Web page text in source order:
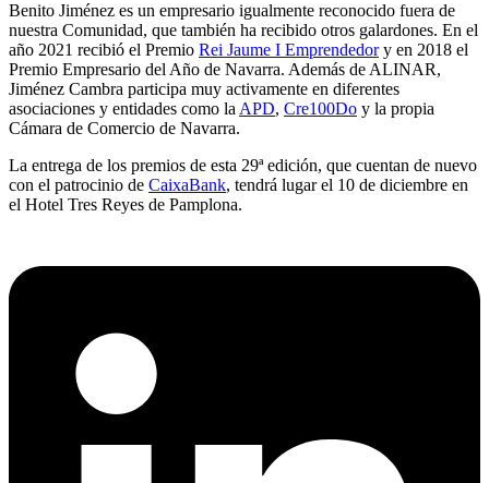
Benito Jiménez es un empresario igualmente reconocido fuera de
nuestra Comunidad, que también ha recibido otros galardones. En el
año 2021 recibió el Premio Rei Jaume I Emprendedory en 2018 el
Premio Empresario del Año de Navarra. Además de ALINAR,
Jiménez Cambra participa muy activamente en diferentes
asociaciones y entidades como la APD, Cre100Do y la propia
Cámara de Comercio de Navarra.
La entrega de los premios de esta 29ª edición, que cuentan de nuevo
con el patrocinio de CaixaBank, tendrá lugar el 10 de diciembre en
el Hotel Tres Reyes de Pamplona.